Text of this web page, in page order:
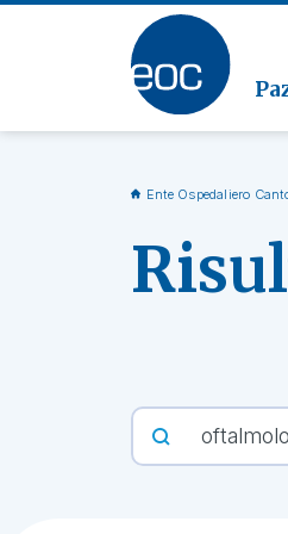
Vai alla sezione
Ente Ospedaliero